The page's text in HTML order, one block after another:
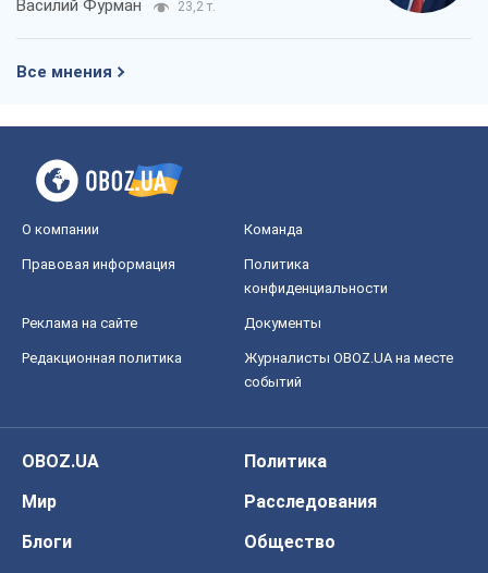
Василий Фурман 23,2 т.
Все мнения
О компании Команда
Правовая информация
Политика
конфиденциальности
Реклама на сайте Документы
Редакционная политика
Журналисты OBOZ.UA на месте
событий
OBOZ.UA
Политика
Мир
Расследования
Блоги
Общество